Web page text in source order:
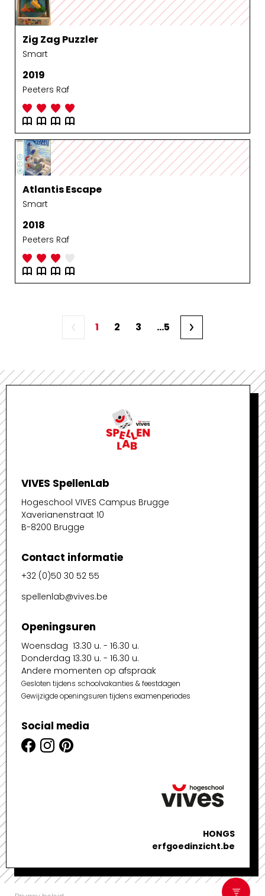
Zig Zag Puzzler
Smart
2019
Peeters Raf
Atlantis Escape
Smart
2018
Peeters Raf
1 2 3 ...5
VIVES SpellenLab
Hogeschool VIVES Campus Brugge
Xaverianenstraat 10
B-8200 Brugge
Contact informatie
+32 (0)50 30 52 55
spellenlab@vives.be
Openingsuren
Woensdag 13.30 u. - 16.30 u.
Donderdag 13.30 u. - 16.30 u.
Andere momenten op afspraak
Gesloten tijdens schoolvakanties & feestdagen
Gewijzigde openingsuren tijdens examenperiodes
Social media
HONGS
erfgoedinzicht.be